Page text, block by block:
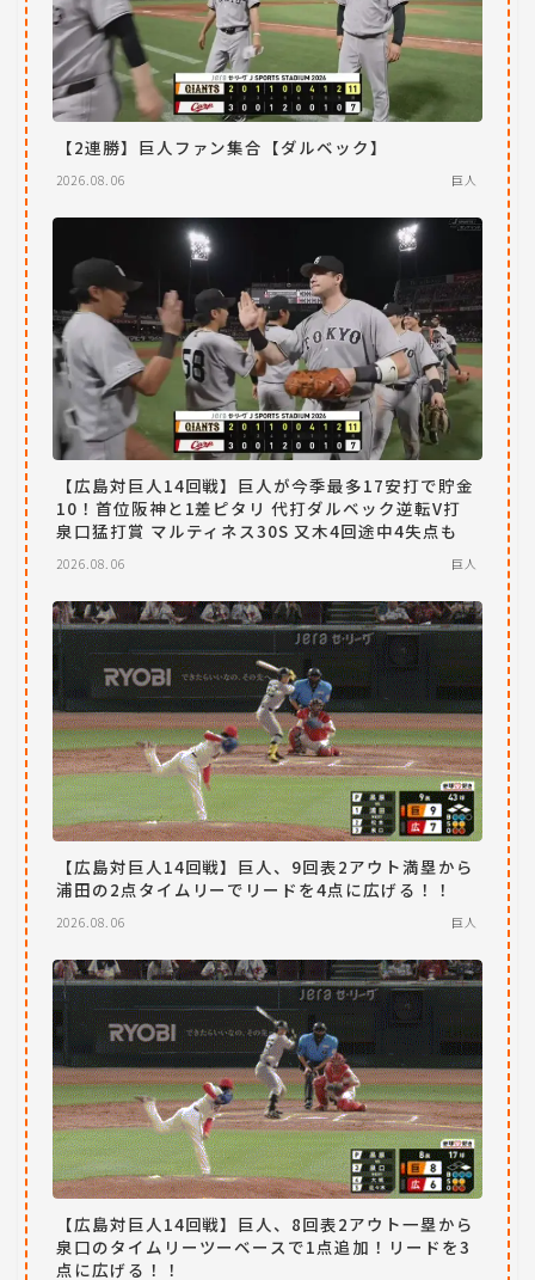
【2連勝】巨人ファン集合【ダルベック】
2026.08.06 巨人
【広島対巨人14回戦】巨人が今季最多17安打で貯金
10！首位阪神と1差ピタリ 代打ダルベック逆転V打
泉口猛打賞 マルティネス30S 又木4回途中4失点も
2026.08.06 巨人
【広島対巨人14回戦】巨人、9回表2アウト満塁から
浦田の2点タイムリーでリードを4点に広げる！！
2026.08.06 巨人
【広島対巨人14回戦】巨人、8回表2アウト一塁から
泉口のタイムリーツーベースで1点追加！リードを3
点に広げる！！